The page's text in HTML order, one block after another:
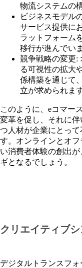
物流システムの
ビジネスモデル
サービス提供に
ラットフォーム
移行が進んでい
競争戦略の変更:
る可視性の拡大
係構築を通じて
立が求められます
このように、eコマー
変革を促し、それに
つ人材が企業にとって
す。オンラインとオ
い消費者体験の創出
ギとなるでしょう。
クリエイティブ
デジタルトランスフ